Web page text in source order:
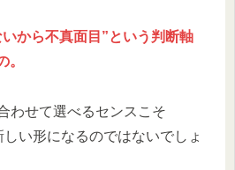
から不真面目”という判断軸
。
わせて選べるセンスこそ
しい形になるのではないでしょ